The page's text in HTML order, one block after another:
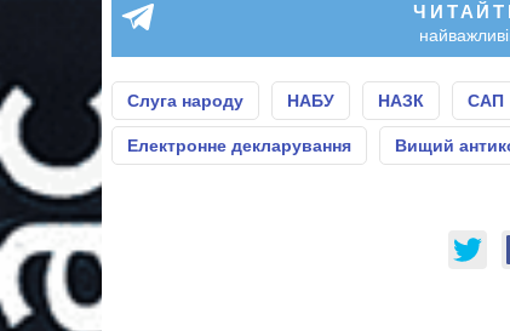
Слуга народу НАБУ НАЗК САП
Електронне декларування Вищий